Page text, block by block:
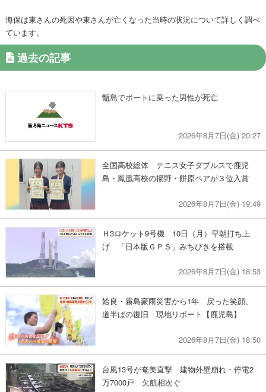
海保は東さんの死因や東さんが亡くなった当時の状況について詳しく調べ
ています。
過去の記事
甑島でボートに乗った男性が死亡
2026年8月7日(金) 20:27
全国高校総体 テニス女子ダブルスで鹿児
島・鳳凰高校の揚野・餅原ペアが３位入賞
2026年8月7日(金) 19:49
Ｈ3ロケット9号機 10日（月）早朝打ち上
げ 「日本版ＧＰＳ」みちびきを搭載
2026年8月7日(金) 18:53
姶良・霧島豪雨災害から1年 戻った笑顔、
道半ばの復旧 現地リポート【鹿児島】
2026年8月7日(金) 18:50
台風13号が奄美直撃 建物外壁崩れ・停電2
万7000戸 欠航相次ぐ